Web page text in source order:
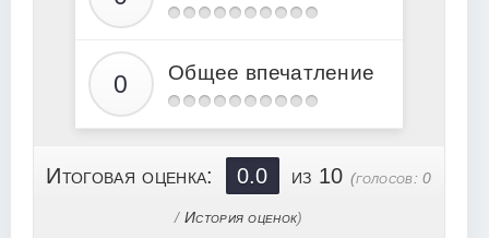
Общее впечатление
Итоговая оценка: 0.0 из 10(голосов:0
/ История оценок)